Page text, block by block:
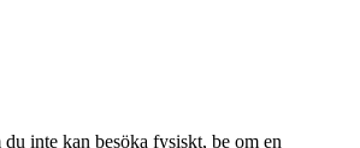
inte kan besöka fysiskt, be om en